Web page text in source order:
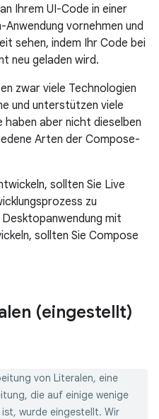
Ihrem UI-Code in einer
vornehmen und
sehen, indem Ihr Code bei
neu geladen wird.
zwar viele Technologien
und unterstützen viele
haben aber nicht dieselben
Arten der Compose-
sollten Sie Live
zu
Desktopanwendung mit
sollten Sie Compose
(eingestellt)
von Literalen, eine
die auf einige wenige
wurde eingestellt. Wir